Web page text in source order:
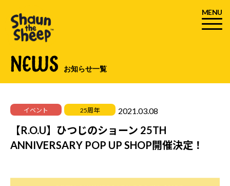
MENU
NEWS お知らせ一覧
イベント 25周年 2021.03.08
【R.O.U】ひつじのショーン 25TH
ANNIVERSARY POP UP SHOP開催決定！